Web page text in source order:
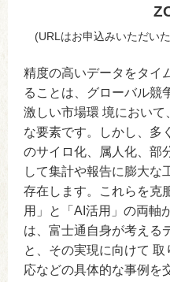
(URLはお申込みいただい
精度の高いデータをタイ
ることは、グローバル競
激しい市場環 境におい
な要素です。しかし、多
のサイロ化、属人化、部
して集計や報告に膨大な
存在します。これらを克
用」と「AI活用」の両軸
は、富士通自身が考える
と、その実現に向けて
応などの具体的な事例を